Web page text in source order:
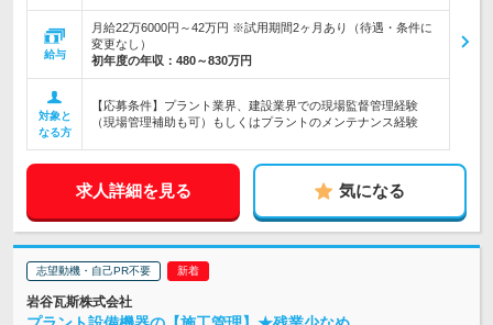
給与
月給22万6000円～42万円 ※試用期間2ヶ月あり（待遇・条件に
変更なし）
初年度の年収： 480～830万円
対象と
なる方
【応募条件】プラント業界、建設業界での現場監督管理経験
（現場管理補助も可）もしくはプラントのメンテナンス経験
求人詳細を見る 気になる
志望動機・自己PR不要
岩谷瓦斯株式会社